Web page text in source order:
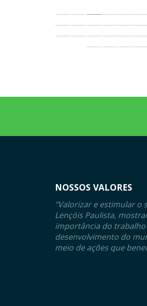
NOSSOS VALORES
"Valorizar e estimular o
Lençóis Paulista,
importância do trabalho
desenvolvimento do
meio de ações que